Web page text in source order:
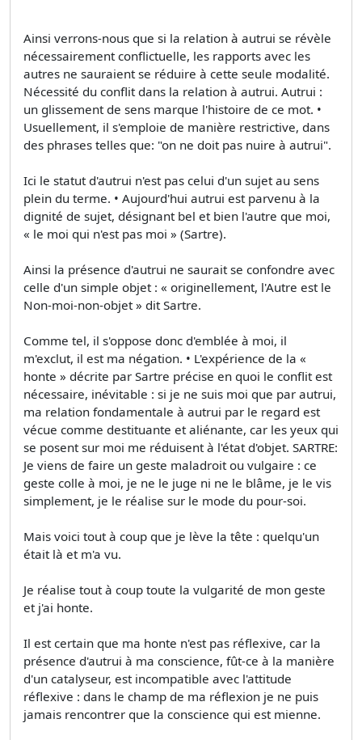
Ainsi verrons-nous que si la relation à autrui se révèle
nécessairement conflictuelle, les rapports avec les
autres ne sauraient se réduire à cette seule modalité.
Nécessité du conflit dans la relation à autrui. Autrui :
un glissement de sens marque l'histoire de ce mot. •
Usuellement, il s'emploie de manière restrictive, dans
des phrases telles que: "on ne doit pas nuire à autrui".
Ici le statut d'autrui n'est pas celui d'un sujet au sens
plein du terme. • Aujourd'hui autrui est parvenu à la
dignité de sujet, désignant bel et bien l'autre que moi,
« le moi qui n'est pas moi » (Sartre).
Ainsi la présence d'autrui ne saurait se confondre avec
celle d'un simple objet : « originellement, l'Autre est le
Non-moi-non-objet » dit Sartre.
Comme tel, il s'oppose donc d'emblée à moi, il
m'exclut, il est ma négation. • L'expérience de la «
honte » décrite par Sartre précise en quoi le conflit est
nécessaire, inévitable : si je ne suis moi que par autrui,
ma relation fondamentale à autrui par le regard est
vécue comme destituante et aliénante, car les yeux qui
se posent sur moi me réduisent à l'état d'objet. SARTRE:
Je viens de faire un geste maladroit ou vulgaire : ce
geste colle à moi, je ne le juge ni ne le blâme, je le vis
simplement, je le réalise sur le mode du pour-soi.
Mais voici tout à coup que je lève la tête : quelqu'un
était là et m'a vu.
Je réalise tout à coup toute la vulgarité de mon geste
et j'ai honte.
Il est certain que ma honte n'est pas réflexive, car la
présence d'autrui à ma conscience, fût-ce à la manière
d'un catalyseur, est incompatible avec l'attitude
réflexive : dans le champ de ma réflexion je ne puis
jamais rencontrer que la conscience qui est mienne.